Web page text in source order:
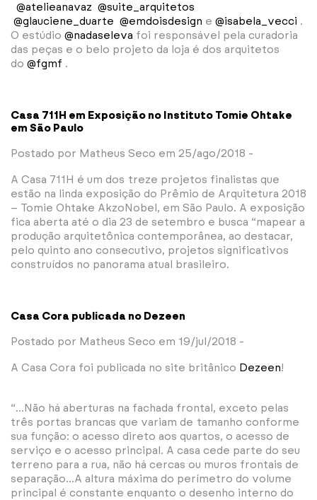
@atelieanavaz @suite_arquitetos
@glauciene_duarte @emdoisdesign e @isabela_vecci .
O estúdio @nadaseleva foi responsável pela curadoria
das peças e o belo projeto da loja é dos arquitetos
do @fgmf .
Casa 711H em Exposição no Instituto Tomie Ohtake
em São Paulo
Postado por Matheus Seco em 25/ago/2018 -
A Casa 711H é um dos treze projetos finalistas que
estão na linda exposição do Prêmio de Arquitetura 2018
– Tomie Ohtake AkzoNobel, em São Paulo. A exposição
fica aberta até o dia 23 de setembro e busca “mapear a
produção arquitetônica contemporânea, ao destacar,
pelo quinto ano consecutivo, projetos significativos
construídos no panorama atual brasileiro.
Casa Cora publicada no Dezeen
Postado por Matheus Seco em 19/jul/2018 -
A Casa Cora foi publicada no site britânico Dezeen!
“…Não há aberturas na fachada frontal, exceto pelas
três portas brancas que variam de tamanho conforme
sua função: o acesso direto aos quartos, o acesso de
serviço e o acesso principal. A casa cede parte do seu
terreno para a rua, não há cercas ou muros frontais de
separação…A altura máxima do perímetro do volume
principal é constante enquanto o desenho interno do